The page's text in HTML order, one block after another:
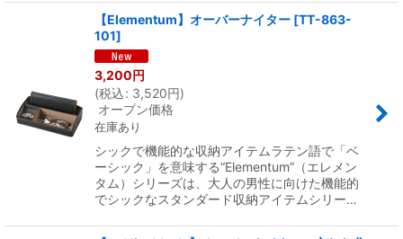
【Elementum】オーバーナイター [TT-863-
101]
3,200円
(税込: 3,520円)
オープン価格
在庫あり
シックで機能的な収納アイテムラテン語で「ベ
ーシック」を意味する“Elementum”（エレメン
タム）シリーズは、大人の男性に向けた機能的
でシックなスタンダード収納アイテムシリー…